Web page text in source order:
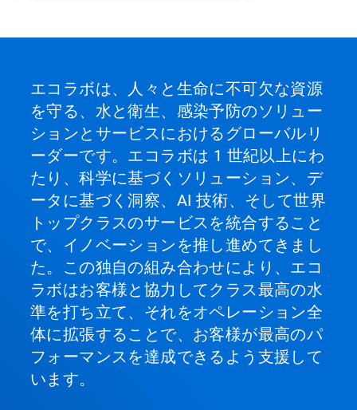
エコラボは、人々と生命に不可欠な資源
を守る、水と衛生、感染予防のソリュー
ションとサービスにおけるグローバルリ
ーダーです。エコラボは 1 世紀以上にわ
たり、科学に基づくソリューション、デ
ータに基づく洞察、AI 技術、そして世界
トップクラスのサービスを統合すること
で、イノベーションを推し進めてきまし
た。この独自の組み合わせにより、エコ
ラボはお客様と協力してクラス最高の水
準を打ち立て、それをオペレーション全
体に拡張することで、お客様が最高のパ
フォーマンスを達成できるよう支援して
います。